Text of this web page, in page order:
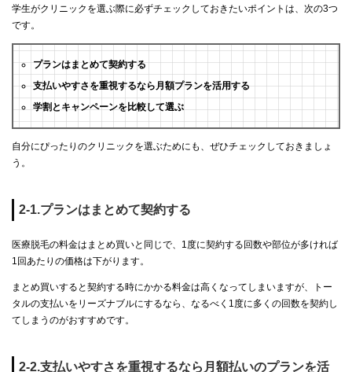
学生がクリニックを選ぶ際に必ずチェックしておきたいポイントは、次の3つ
です。
プランはまとめて契約する
支払いやすさを重視するなら月額プランを活用する
学割とキャンペーンを比較して選ぶ
自分にぴったりのクリニックを選ぶためにも、ぜひチェックしておきましょ
う。
2-1.プランはまとめて契約する
医療脱毛の料金はまとめ買いと同じで、1度に契約する回数や部位が多ければ
1回あたりの価格は下がります。
まとめ買いすると契約する時にかかる料金は高くなってしまいますが、トー
タルの支払いをリーズナブルにするなら、なるべく1度に多くの回数を契約し
てしまうのがおすすめです。
2-2.支払いやすさを重視するなら月額払いのプランを活